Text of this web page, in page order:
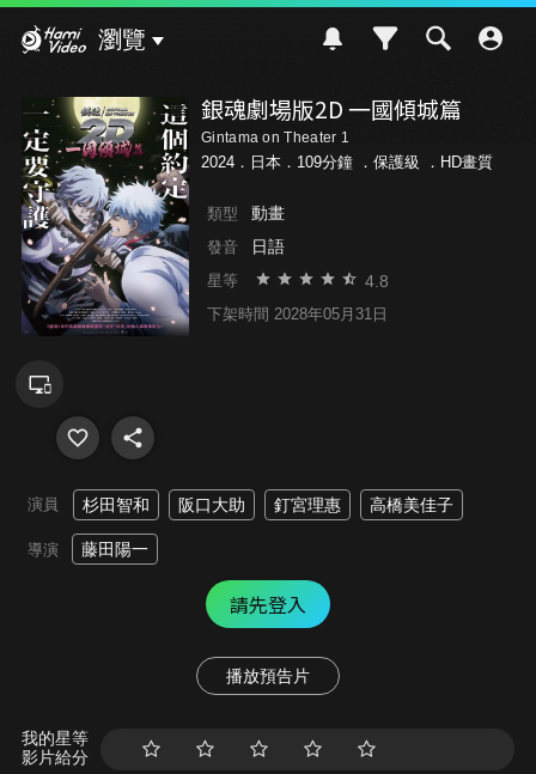
瀏覽
銀魂劇場版2D 一國傾城篇
Gintama on Theater 1
2024．日本．109分鐘 ． 保護級 ．HD畫質
類型 動畫
發音 日語
星等 4.8
下架時間 2028年05月31日
演員 杉田智和 阪口大助 釘宮理惠 高橋美佳子
導演 藤田陽一
請先登入
播放預告片
我的星等
影片給分